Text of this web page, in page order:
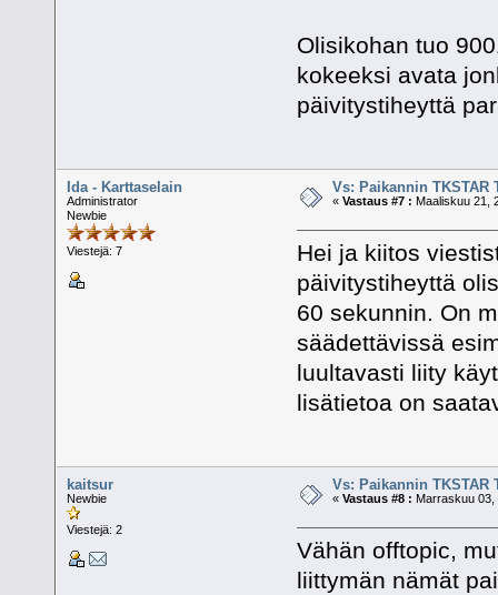
Olisikohan tuo
kokeeksi avata
päivitystiheyttä
Ida - Karttaselain
Administrator
Newbie
Viestejä: 7
Vs: Paikannin TKSTAR
«Vastaus #7 : Maaliskuu 21,
Hei ja kiitos
päivitystiheyttä
60 sekunnin. On
säädettävissä
luultavasti liity
lisätietoa on
kaitsur
Newbie
Viestejä: 2
Vs: Paikannin TKSTAR
«Vastaus #8 : Marraskuu 03,
Vähän offtopic,
liittymän nämät